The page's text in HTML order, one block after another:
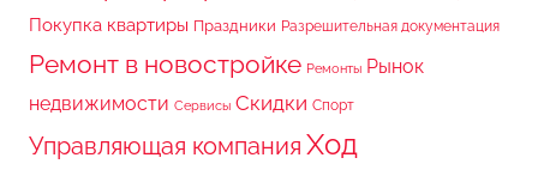
Покупка квартиры Праздники Разрешительная документация
Ремонт в новостройке Ремонты Рынок
недвижимости Сервисы Скидки Спорт
Управляющая компания Ход